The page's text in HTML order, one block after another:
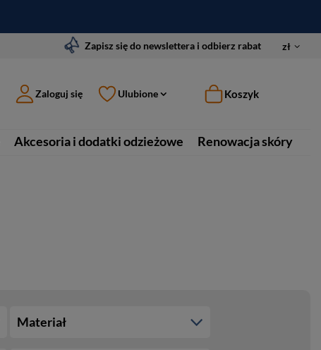
Zapisz się do newslettera i odbierz rabat zł
Zaloguj się Ulubione Koszyk
Akcesoria i dodatki odzieżowe
Renowacja skóry
Materiał